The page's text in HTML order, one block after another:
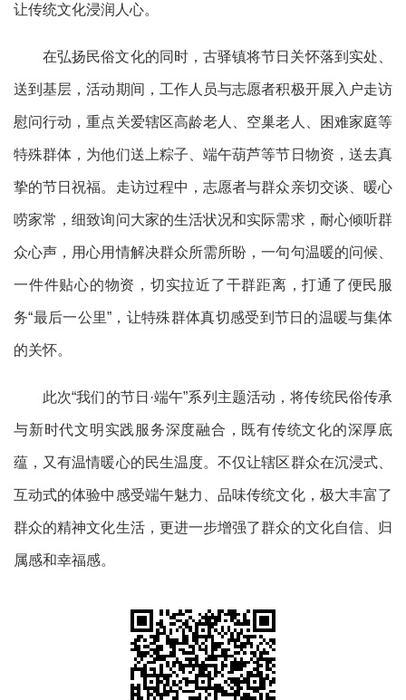
让传统文化浸润人心。
在弘扬民俗文化的同时，古驿镇将节日关怀落到实处、
送到基层，活动期间，工作人员与志愿者积极开展入户走访
慰问行动，重点关爱辖区高龄老人、空巢老人、困难家庭等
特殊群体，为他们送上粽子、端午葫芦等节日物资，送去真
挚的节日祝福。走访过程中，志愿者与群众亲切交谈、暖心
唠家常，细致询问大家的生活状况和实际需求，耐心倾听群
众心声，用心用情解决群众所需所盼，一句句温暖的问候、
一件件贴心的物资，切实拉近了干群距离，打通了便民服
务“最后一公里”，让特殊群体真切感受到节日的温暖与集体
的关怀。
此次“我们的节日·端午”系列主题活动，将传统民俗传承
与新时代文明实践服务深度融合，既有传统文化的深厚底
蕴，又有温情暖心的民生温度。不仅让辖区群众在沉浸式、
互动式的体验中感受端午魅力、品味传统文化，极大丰富了
群众的精神文化生活，更进一步增强了群众的文化自信、归
属感和幸福感。